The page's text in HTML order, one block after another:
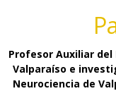
Profesor Auxiliar
Valparaíso e
Neurociencia de